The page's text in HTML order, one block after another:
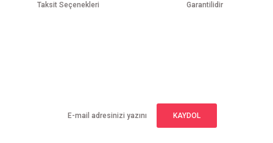
Taksit Seçenekleri
Garantilidir
KAYDOL